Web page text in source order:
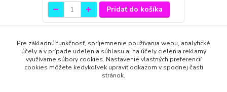
Pridať do košíka
Tovar zaradený v kategóriách
Pre základnú funkčnosť, spríjemnenie používania webu, analytické
účely a v prípade udelenia súhlasu aj na účely cielenia reklamy
využívame súbory cookies. Nastavenie vlastných preferencií
cookies môžete kedykoľvek upraviť odkazom v spodnej časti
stránok.